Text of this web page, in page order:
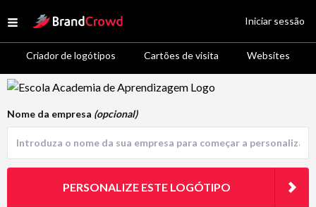
Open menu
Site Logo
Criador de logótipos Cartões de visita Websites
Iniciar sessão
Logo Template Preview
Nome da empresa (opcional)
PERSONALIZE ESTE LOGÓTIPO